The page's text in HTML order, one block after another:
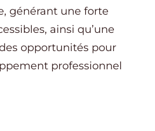
générant une forte
ainsi qu’une
opportunités pour
professionnel